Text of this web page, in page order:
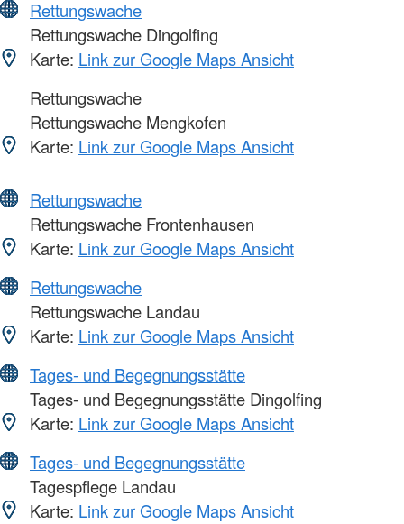
Rettungswache
Rettungswache Dingolfing
Karte: Link zur Google Maps Ansicht
Rettungswache
Rettungswache Mengkofen
Karte: Link zur Google Maps Ansicht
Rettungswache
Rettungswache Frontenhausen
Karte: Link zur Google Maps Ansicht
Rettungswache
Rettungswache Landau
Karte: Link zur Google Maps Ansicht
Tages- und Begegnungsstätte
Tages- und Begegnungsstätte Dingolfing
Karte: Link zur Google Maps Ansicht
Tages- und Begegnungsstätte
Tagespflege Landau
Karte: Link zur Google Maps Ansicht